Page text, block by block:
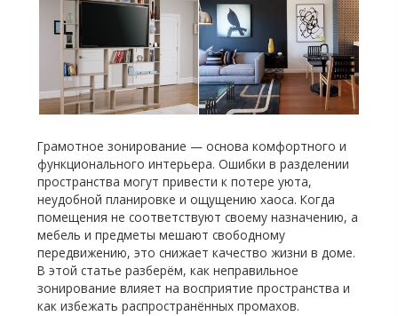
Грамотное зонирование — основа комфортного и
функционального интерьера. Ошибки в разделении
пространства могут привести к потере уюта,
неудобной планировке и ощущению хаоса. Когда
помещения не соответствуют своему назначению, а
мебель и предметы мешают свободному
передвижению, это снижает качество жизни в доме.
В этой статье разберём, как неправильное
зонирование влияет на восприятие пространства и
как избежать распространённых промахов.